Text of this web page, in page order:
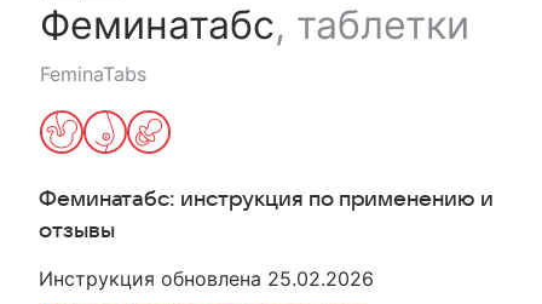
Феминатабс, таблетки
FeminaTabs
Феминатабс: инструкция по применению и
отзывы
Инструкция обновлена 25.02.2026